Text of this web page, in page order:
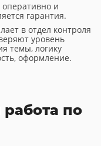
оперативно и
гарантия.
в отдел контроля
уровень
темы, логику
оформление.
работа по